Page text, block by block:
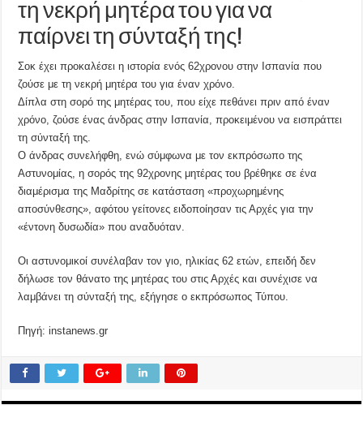
τη νεκρή μητέρα του για να
παίρνει τη σύνταξή της!
Σοκ έχει προκαλέσει η ιστορία ενός 62χρονου στην Ισπανία που
ζούσε με τη νεκρή μητέρα του για έναν χρόνο.
Δίπλα στη σορό της μητέρας του, που είχε πεθάνει πριν από έναν
χρόνο, ζούσε ένας άνδρας στην Ισπανία, προκειμένου να εισπράττει
τη σύνταξή της.
Ο άνδρας συνελήφθη, ενώ σύμφωνα με τον εκπρόσωπο της
Αστυνομίας, η σορός της 92χρονης μητέρας του βρέθηκε σε ένα
διαμέρισμα της Μαδρίτης σε κατάσταση «προχωρημένης
αποσύνθεσης», αφότου γείτονες ειδοποίησαν τις Αρχές για την
«έντονη δυσωδία» που αναδυόταν.
Οι αστυνομικοί συνέλαβαν τον γιο, ηλικίας 62 ετών, επειδή δεν
δήλωσε τον θάνατο της μητέρας του στις Αρχές και συνέχισε να
λαμβάνει τη σύνταξή της, εξήγησε ο εκπρόσωπος Τύπου.
Πηγή: instanews.gr